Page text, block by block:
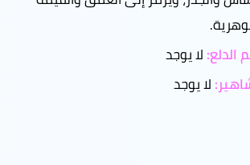
الدلع:لا يوجد
لا يوجد